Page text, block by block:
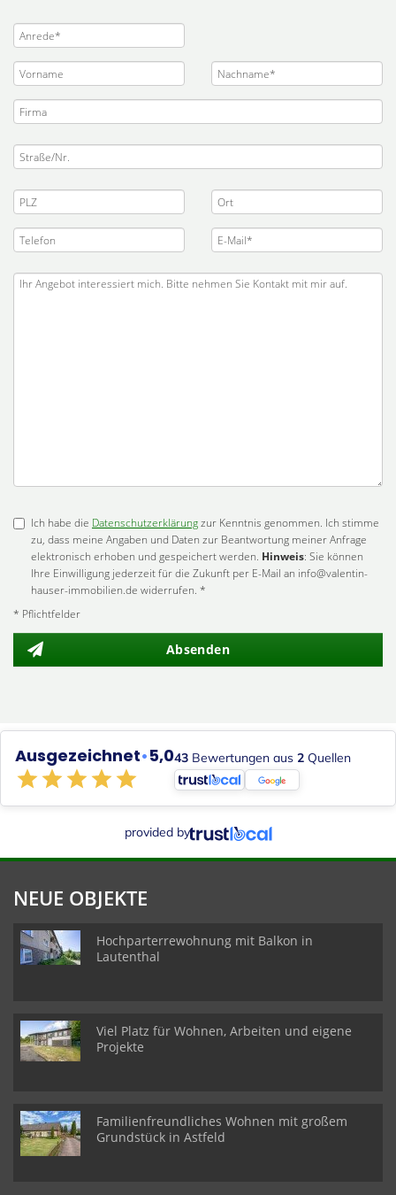
Ich habe die Datenschutzerklärungzur Kenntnis genommen. Ich stimme
zu, dass meine Angaben und Daten zur Beantwortung meiner Anfrage
elektronisch erhoben und gespeichert werden. Hinweis: Sie können
Ihre Einwilligung jederzeit für die Zukunft per E-Mail an info@valentin-
hauser-immobilien.de widerrufen. *
* Pflichtfelder
Absenden
Ausgezeichnet•5,043 Bewertungen aus 2 Quellen
provided by
NEUE OBJEKTE
Hochparterrewohnung mit Balkon in
Lautenthal
Viel Platz für Wohnen, Arbeiten und eigene
Projekte
Familienfreundliches Wohnen mit großem
Grundstück in Astfeld